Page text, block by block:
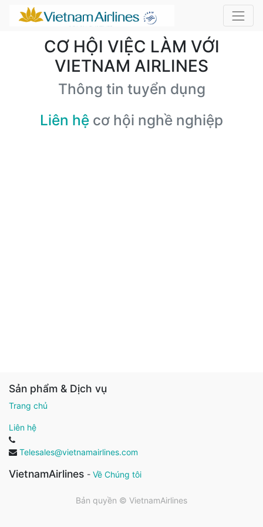
CƠ HỘI VIỆC LÀM VỚI
VIETNAM AIRLINES
Thông tin tuyển dụng
Liên hệ cơ hội nghề nghiệp
Sản phẩm & Dịch vụ
Trang chủ
Liên hệ
Telesales@vietnamairlines.com
VietnamAirlines - Về Chúng tôi
Bản quyền © VietnamAirlines